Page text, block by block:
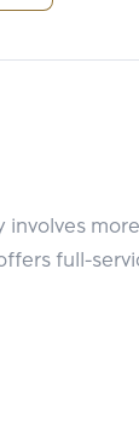
งบรรยากาศ
เป็นวัดวาอา
งมองหาโคร
full-